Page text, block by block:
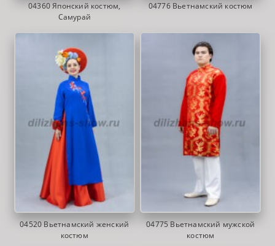
04360 Японский костюм,
Самурай
04776 Вьетнамский костюм
04520 Вьетнамский женский
костюм
04775 Вьетнамский мужской
костюм